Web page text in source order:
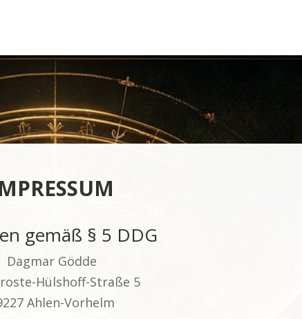
gemäß § 5 DDG
Dagmar Gödde
Hülshoff-Straße 5
Ahlen-Vorhelm